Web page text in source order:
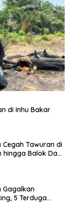
di Inhu Bakar
Tawuran di
hingga Balok Dan
Gagalkan
5 Terduga